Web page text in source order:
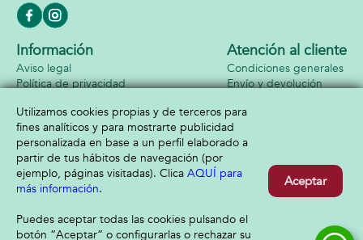
Información
Aviso legal
Política de privacidad
Atención al cliente
Condiciones generales
Envío y devolución
Formas de pago
Utilizamos cookies propias y de terceros para
fines analíticos y para mostrarte publicidad
personalizada en base a un perfil elaborado a
partir de tus hábitos de navegación (por
ejemplo, páginas visitadas). Clica AQUÍ para
más información.
Puedes aceptar todas las cookies pulsando el
botón “Aceptar” o configurarlas o rechazar su
Aceptar